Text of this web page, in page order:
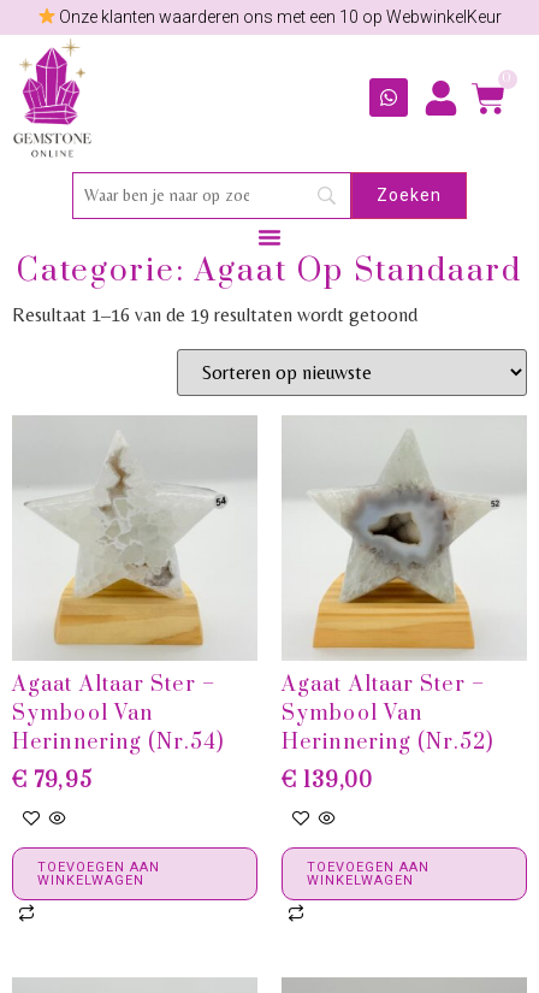
Onze klanten waarderen ons met een 10 op WebwinkelKeur
0
Categorie: Agaat Op Standaard
Resultaat 1–16 van de 19 resultaten wordt getoond
Agaat Altaar Ster –
Symbool Van
Herinnering (Nr.54)
€ 79,95
TOEVOEGEN AAN
WINKELWAGEN
Agaat Altaar Ster –
Symbool Van
Herinnering (Nr.52)
€ 139,00
TOEVOEGEN AAN
WINKELWAGEN